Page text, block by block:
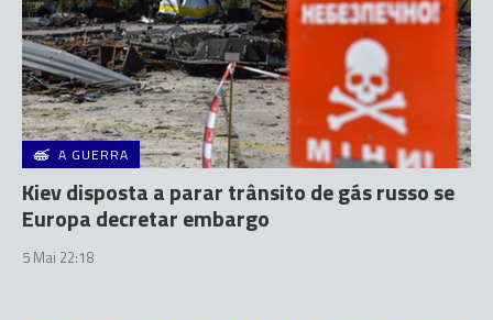
A GUERRA
Kiev disposta a parar trânsito de gás russo se
Europa decretar embargo
5 Mai 22:18